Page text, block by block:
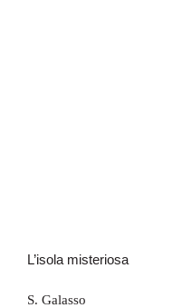
L’isola misteriosa
S. Galasso